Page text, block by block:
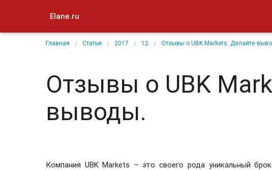
Elane.ru
Главная Статьи 2017 12 Отзывы о UBK Markets. Делайте
Отзывы о UBK
выводы.
Компания UBK Markets – это своего рода уникальный